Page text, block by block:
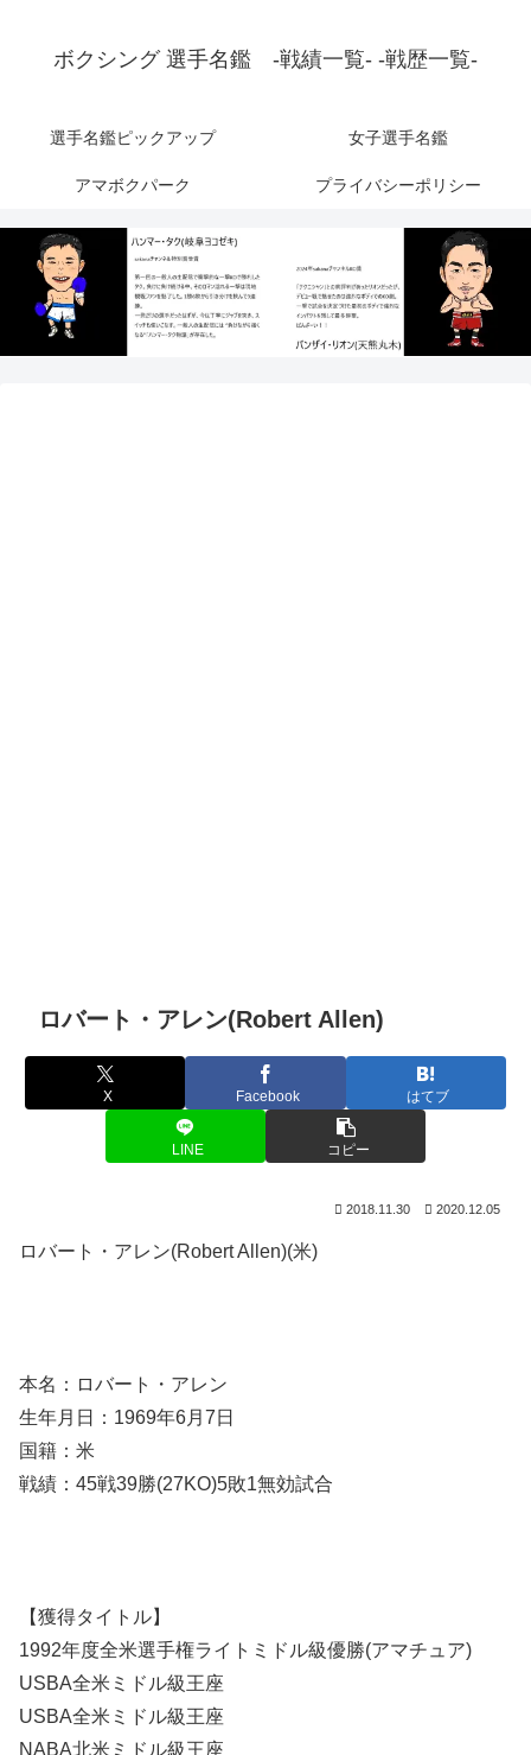
ボクシング 選手名鑑 -戦績一覧- -戦歴一覧-
選手名鑑ピックアップ 女子選手名鑑
アマボクパーク プライバシーポリシー
ロバート・アレン(Robert Allen)
X Facebook はてブ
LINE コピー
2018.11.30 2020.12.05
ロバート・アレン(Robert Allen)(米)
本名：ロバート・アレン
生年月日：1969年6月7日
国籍：米
戦績：45戦39勝(27KO)5敗1無効試合
【獲得タイトル】
1992年度全米選手権ライトミドル級優勝(アマチュア)
USBA全米ミドル級王座
USBA全米ミドル級王座
NABA北米ミドル級王座